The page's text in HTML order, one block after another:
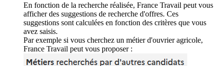
En fonction de la recherche réalisée, France Travail peut vous
afficher des suggestions de recherche d'offres. Ces
suggestions sont calculées en fonction des critères que vous
avez saisis.
Par exemple si vous cherchez un métier d'ouvrier agricole,
France Travail peut vous proposer :